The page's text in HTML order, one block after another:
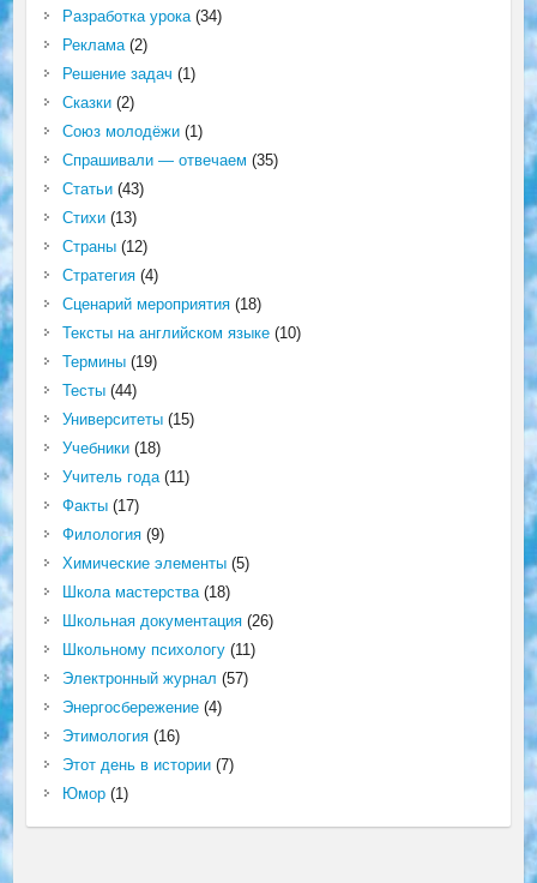
Разработка урока(34)
Реклама(2)
Решение задач (1)
Сказки(2)
Союз молодёжи(1)
Спрашивали — отвечаем (35)
Статьи(43)
Стихи(13)
Страны(12)
Стратегия(4)
Сценарий мероприятия(18)
Тексты на английском языке(10)
Термины(19)
Тесты(44)
Университеты(15)
Учебники(18)
Учитель года(11)
Факты(17)
Филология(9)
Химические элементы(5)
Школа мастерства(18)
Школьная документация(26)
Школьному психологу(11)
Электронный журнал (57)
Энергосбережение(4)
Этимология(16)
Этот день в истории(7)
Юмор(1)